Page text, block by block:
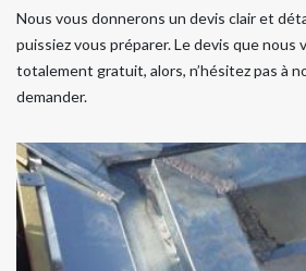
Nous vous donnerons un devis clair et
puissiez vous préparer. Le devis que nous
totalement gratuit, alors, n’hésitez pas à
demander.